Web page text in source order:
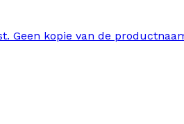
Geen kopie van de